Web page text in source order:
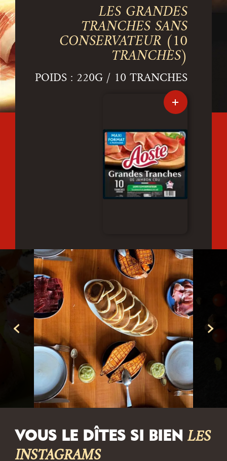
LES GRANDES
TRANCHES SANS
CONSERVATEUR (10
TRANCHES)
POIDS : 220G / 10 TRANCHES
VOUS LE DÎTES SI BIEN LES
INSTAGRAMS